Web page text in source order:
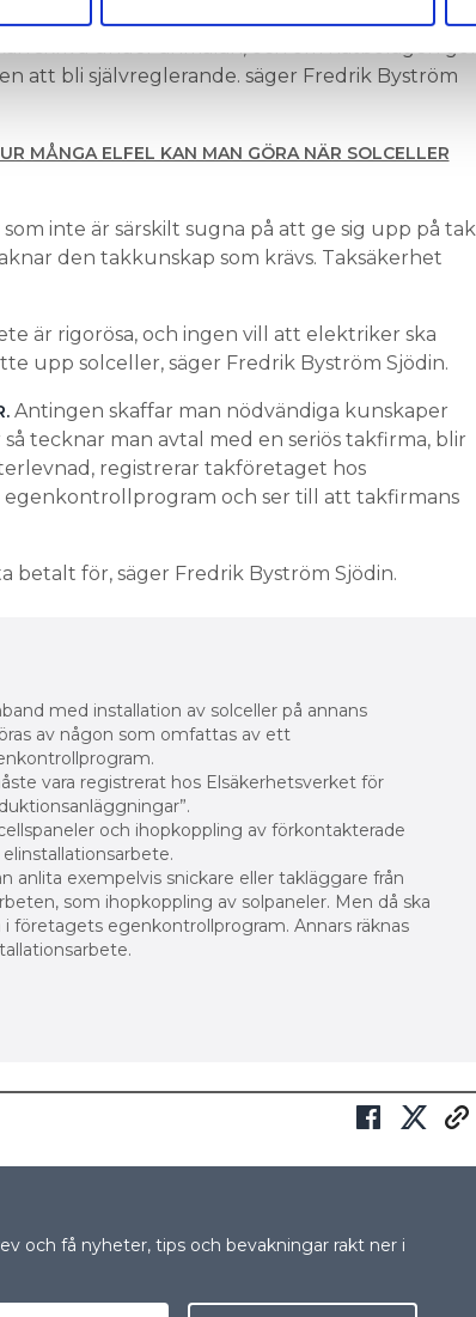
skriva under anmälan, och om nätbolagen gör
att bli självreglerande. säger Fredrik Byström
MÅNGA ELFEL KAN MAN GÖRA NÄR SOLCELLER
inte är särskilt sugna på att ge sig upp på tak
den takkunskap som krävs. Taksäkerhet
är rigorösa, och ingen vill att elektriker ska
upp solceller, säger Fredrik Byström Sjödin.
Antingen skaffar man nödvändiga kunskaper
tecknar man avtal med en seriös takfirma, blir
registrerar takföretaget hos
egenkontrollprogram och ser till att takfirmans
betalt för, säger Fredrik Byström Sjödin.
med installation av solceller på annans
av någon som omfattas av ett
vara registrerat hos Elsäkerhetsverket för
och ihopkoppling av förkontakterade
anlita exempelvis snickare eller takläggare från
som ihopkoppling av solpaneler. Men då ska
företagets egenkontrollprogram. Annars räknas
och få nyheter, tips och bevakningar rakt ner i